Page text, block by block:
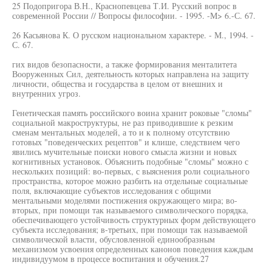
25 Подопригора В.Н., Краснопевцева Т.И. Русский вопрос в
современной России // Вопросы философии. - 1995. -М> 6.-С. 67.
26 Касьянова К. О русском национальном характере. - М., 1994. -
С. 67.
гих видов безопасности, а также формирования менталитета
Вооруженных Сил, деятельность которых направлена на защиту
личности, общества и государства в целом от внешних и
внутренних угроз.
Генетическая память российского воина хранит роковые "сломы"
социальной макроструктуры, не раз приводившие к резким
сменам ментальных моделей, а то и к полному отсутствию
готовых "поведенческих рецептов" и клише, следствием чего
явились мучительные поиски нового смысла жизни и новых
когнитивных установок. Объяснить подобные "сломы" можно с
нескольких позиций: во-первых, с выяснения роли социального
пространства, которое можно разбить на отдельные социальные
поля, включающие субъектов исследования с общими
ментальными моделями постижения окружающего мира; во-
вторых, при помощи так называемого символического порядка,
обеспечивающего устойчивость структурных форм действующего
субъекта исследования; в-третьих, при помощи так называемой
символической власти, обусловленной единообразным
механизмом усвоения определенных канонов поведения каждым
индивидуумом в процессе воспитания и обучения.27